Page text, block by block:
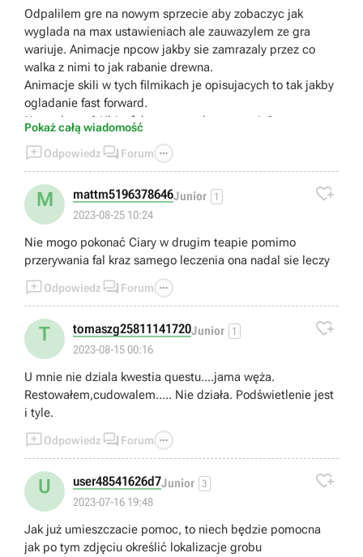
Odpalilem gre na nowym sprzecie aby zobaczyc jak
wyglada na max ustawieniach ale zauwazylem ze gra
wariuje. Animacje npcow jakby sie zamrazaly przez co
walka z nimi to jak rabanie drewna.
Animacje skili w tych filmikach je opisujacych to tak jakby
ogladanie fast forward.
Normalne to? Ubisoft komentowal ta sytuacje?
Pokaż całą wiadomość
Odpowiedz  Forum 
M mattm5196378646Junior 1
2023-08-25 10:24

Nie mogo pokonać Ciary w drugim teapie pomimo
przerywania fal kraz samego leczenia ona nadal sie leczy
Odpowiedz  Forum 
T tomaszg25811141720Junior 1
2023-08-15 00:16

U mnie nie dziala kwestia questu....jama węża.
Restowałem,cudowalem..... Nie działa. Podświetlenie jest
i tyle.
Odpowiedz  Forum 
U user48541626d7Junior 3
2023-07-16 19:48

Jak już umieszczacie pomoc, to niech będzie pomocna
jak po tym zdjęciu określić lokalizacje grobu